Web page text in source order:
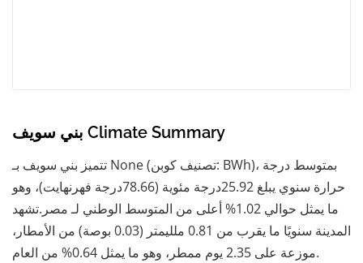
بني سويف Climate Summary
تتميز بني سويف بـ None (تصنيف كوبن: BWh)، بمتوسط ​​درجة
حرارة سنوي يبلغ 25.92درجة مئوية (78.66درجة فهرنهايت)، وهو
ما يمثل حوالي 1.02% أعلى من المتوسط ​​الوطني لـ مصر.تشهد
المدينة سنويًا ما يقرب من 0.81 ملليمتر (0.03 بوصة) من الأمطار،
موزعة على 2.35 يوم ممطر، وهو ما يمثل 0.64% من العام.